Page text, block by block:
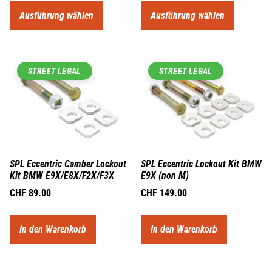
Ausführung wählen Ausführung wählen
STREET LEGAL
SPL Eccentric Camber Lockout
Kit BMW E9X/E8X/F2X/F3X
CHF 89.00
In den Warenkorb
STREET LEGAL
SPL Eccentric Lockout Kit BMW
E9X (non M)
CHF 149.00
In den Warenkorb